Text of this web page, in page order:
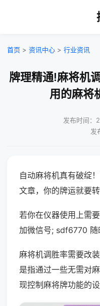
首页 > 资讯中心 > 行业资讯
牌理精通!麻将机
用的麻将
发布时间：
发
自动麻将机真有破绽
文章，你的牌运就要转
若你在仪器使用上需
加微信号; sdf6770 随
麻将机调胜率需要改
是指通过一些无需对
现控制麻将牌功能的设